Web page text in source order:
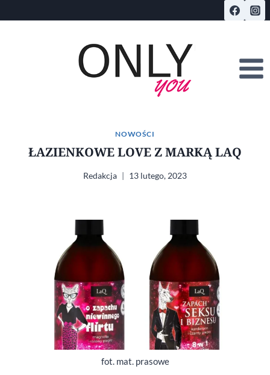
do
NOWOŚCI
ŁAZIENKOWE LOVE Z MARKĄ LAQ
Redakcja 13 lutego, 2023
fot. mat. prasowe